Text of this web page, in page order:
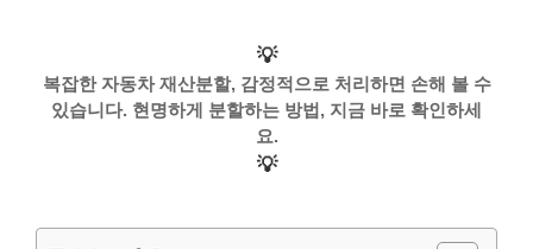
💡
복잡한 자동차 재산분할, 감정적으로 처리하면 손해 볼 수
있습니다. 현명하게 분할하는 방법, 지금 바로 확인하세
요.
💡